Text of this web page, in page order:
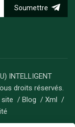
Soumettre
INTELLIGENT
droits réservés.
site / Blog / Xml
/